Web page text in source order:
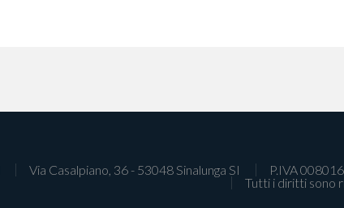
Via Casalpiano, 36 - 53048 Sinalunga SI P.IVA
Tutti i diritti sono